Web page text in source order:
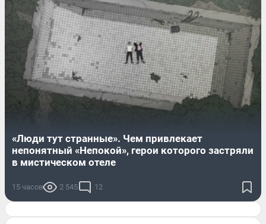
«Люди тут странные». Чем привлекает
непонятный «Непокой», герои которого застряли
в мистическом отеле
15 часов 2 545 12